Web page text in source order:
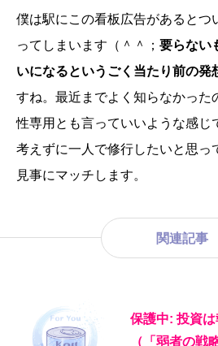
僕は駅にこの看板広告があるとつ
ってしまいます（＾＾； 要らない
いになるというごく当たり前の発
すね。最近までよく知らなかった
性専用とも言っていいような感じ
考えずに一人で修行したいと思っ
見事にマッチします。
関連記事
保護中: 投資
（「弱者の戦